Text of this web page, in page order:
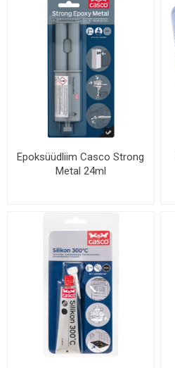
Epoksüüdliim Casco Strong
Metal 24ml